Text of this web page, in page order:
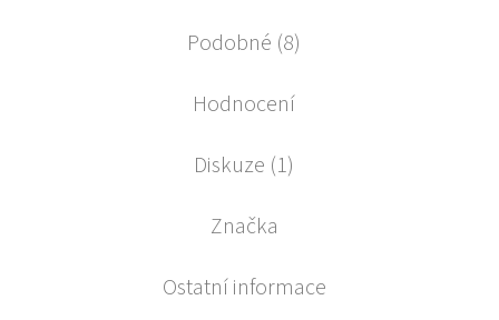
Podobné (8)
Hodnocení
Diskuze (1)
Značka
Ostatní informace